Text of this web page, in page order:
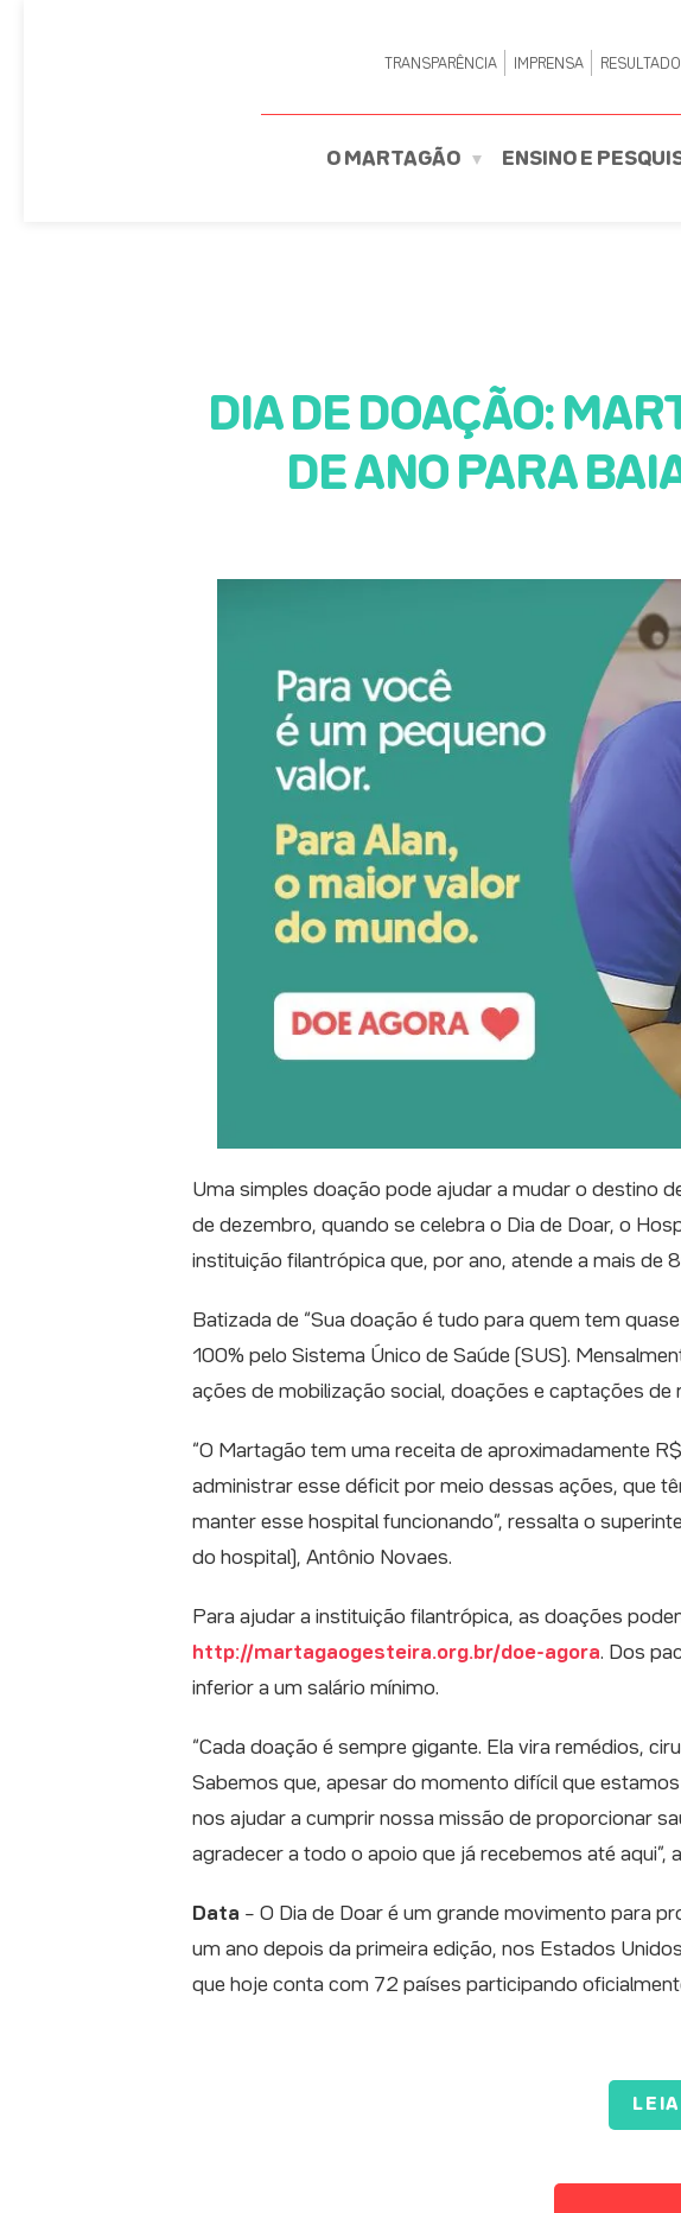
TRANSPARÊNCIA IMPRENSA
O MARTAGÃO ENSINO E
DIA DE DOAÇÃO:
DE ANO PARA
Uma simples doação pode ajudar a mudar o destino
de dezembro, quando se celebra o Dia de Doar, o
instituição filantrópica que, por ano, atende a mais de
Batizada de “Sua doação é tudo para quem tem
100% pelo Sistema Único de Saúde (SUS).
ações de mobilização social, doações e captações de
“O Martagão tem uma receita de aproximadamente
administrar esse déficit por meio dessas ações, que
manter esse hospital funcionando”, ressalta o
do hospital), Antônio Novaes.
Para ajudar a instituição filantrópica, as doações
http://martagaogesteira.org.br/doe-agora. Dos
inferior a um salário mínimo.
“Cada doação é sempre gigante. Ela vira remédios,
Sabemos que, apesar do momento difícil que
nos ajudar a cumprir nossa missão de proporcionar
agradecer a todo o apoio que já recebemos até aqui”,
Data – O Dia de Doar é um grande movimento para
um ano depois da primeira edição, nos Estados
que hoje conta com 72 países participando